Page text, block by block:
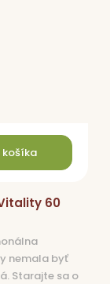
košíka
60
nemala byť
Starajte sa o